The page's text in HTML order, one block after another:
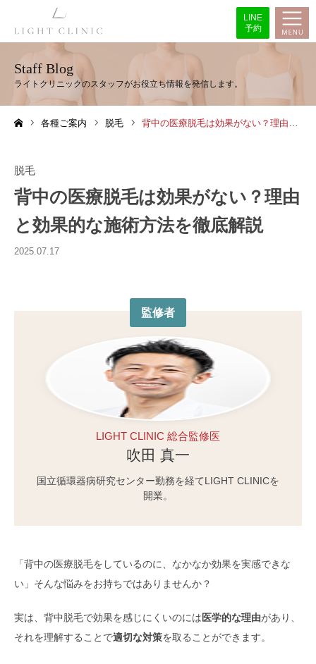
LINE
予約
Staff Blog
各種ご案内 脱毛 背中の医療脱毛は効果がない？理由と効果的な施術方法を徹底解説
脱毛
背中の医療脱毛は効果がない？理由
と効果的な施術方法を徹底解説
2025.07.17
監修者
LIGHT CLINIC 総合監修医
吹田 真一
国立循環器病研究センター勤務を経てLIGHT CLINICを
開業。
「背中の医療脱毛をしているのに、なかなか効果を実感できな
い」そんな悩みをお持ちではありませんか？
実は、背中脱毛で効果を感じにくいのには医学的な理由があり、
それを理解することで適切な対策を取ることができます。